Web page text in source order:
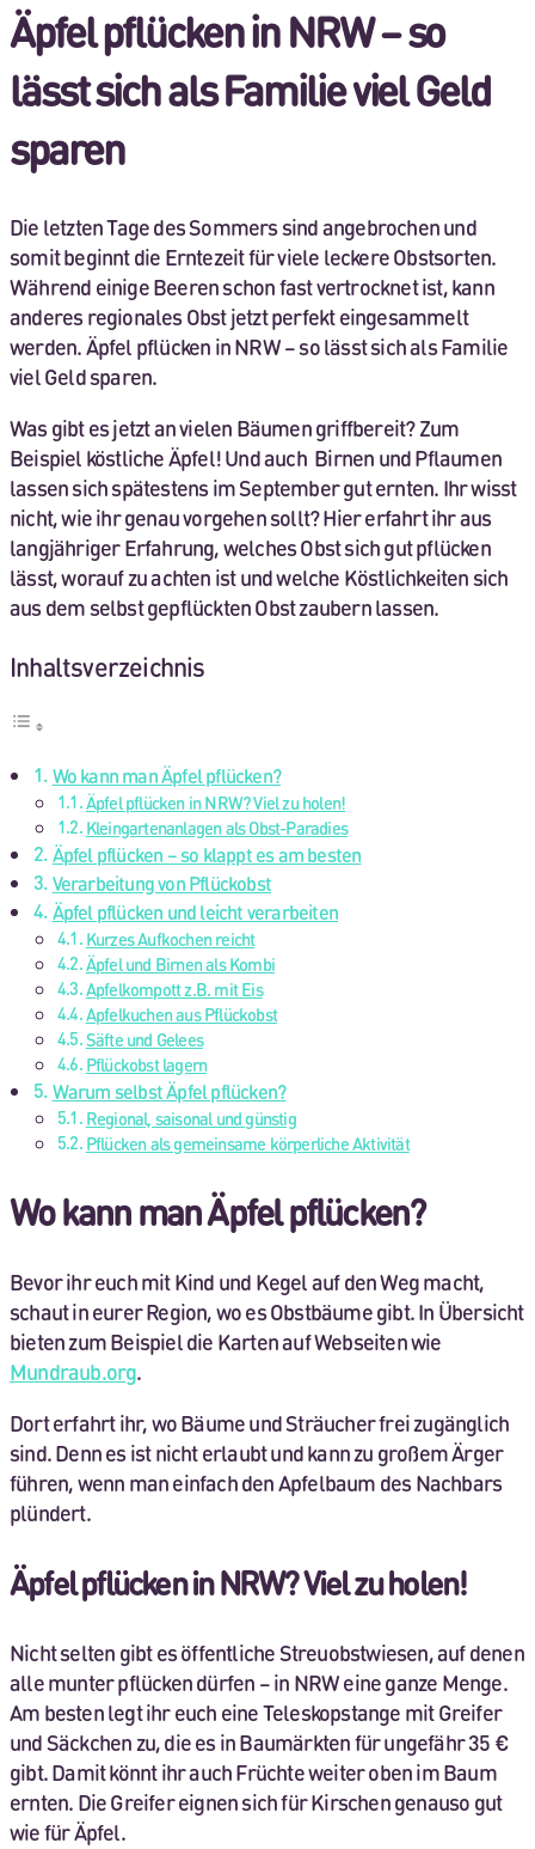
Äpfel pflücken in NRW – so
lässt sich als Familie viel Geld
sparen
Die letzten Tage des Sommers sind angebrochen und
somit beginnt die Erntezeit für viele leckere Obstsorten.
Während einige Beeren schon fast vertrocknet ist, kann
anderes regionales Obst jetzt perfekt eingesammelt
werden. Äpfel pflücken in NRW – so lässt sich als Familie
viel Geld sparen.
Was gibt es jetzt an vielen Bäumen griffbereit? Zum
Beispiel köstliche Äpfel! Und auch Birnen und Pflaumen
lassen sich spätestens im September gut ernten. Ihr wisst
nicht, wie ihr genau vorgehen sollt? Hier erfahrt ihr aus
langjähriger Erfahrung, welches Obst sich gut pflücken
lässt, worauf zu achten ist und welche Köstlichkeiten sich
aus dem selbst gepflückten Obst zaubern lassen.
Inhaltsverzeichnis
Wo kann man Äpfel pflücken?
Äpfel pflücken in NRW? Viel zu holen!
Kleingartenanlagen als Obst-Paradies
Äpfel pflücken – so klappt es am besten
Verarbeitung von Pflückobst
Äpfel pflücken und leicht verarbeiten
Kurzes Aufkochen reicht
Äpfel und Birnen als Kombi
Apfelkompott z.B. mit Eis
Apfelkuchen aus Pflückobst
Säfte und Gelees
Pflückobst lagern
Warum selbst Äpfel pflücken?
Regional, saisonal und günstig
Pflücken als gemeinsame körperliche Aktivität
Wo kann man Äpfel pflücken?
Bevor ihr euch mit Kind und Kegel auf den Weg macht,
schaut in eurer Region, wo es Obstbäume gibt. In Übersicht
bieten zum Beispiel die Karten auf Webseiten wie
Mundraub.org.
Dort erfahrt ihr, wo Bäume und Sträucher frei zugänglich
sind. Denn es ist nicht erlaubt und kann zu großem Ärger
führen, wenn man einfach den Apfelbaum des Nachbars
plündert.
Äpfel pflücken in NRW? Viel zu holen!
Nicht selten gibt es öffentliche Streuobstwiesen, auf denen
alle munter pflücken dürfen – in NRW eine ganze Menge.
Am besten legt ihr euch eine Teleskopstange mit Greifer
und Säckchen zu, die es in Baumärkten für ungefähr 35 €
gibt. Damit könnt ihr auch Früchte weiter oben im Baum
ernten. Die Greifer eignen sich für Kirschen genauso gut
wie für Äpfel.